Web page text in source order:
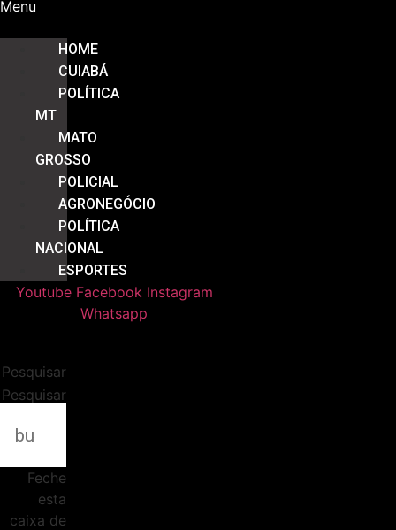
Menu
HOME
CUIABÁ
POLÍTICA
MT
MATO
GROSSO
POLICIAL
AGRONEGÓCIO
POLÍTICA
NACIONAL
ESPORTES
Youtube Facebook Instagram
Whatsapp
Pesquisar
Pesquisar
Feche
esta
caixa de